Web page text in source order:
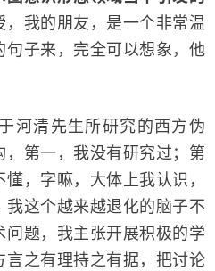
，我的朋友，是一个非常温
子来，完全可以想象，他
清先生所研究的西方伪
，第一，我没有研究过；第
，字嘛，大体上我认识，
这个越来越退化的脑子不
题，我主张开展积极的学
之有理持之有据，把讨论